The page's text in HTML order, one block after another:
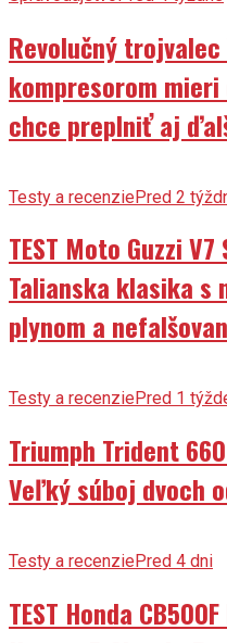
Revolučný
kompresorom mieri
chce preplniť aj
Testy a recenziePred 2
TEST Moto Guzzi
Talianska klasika s
plynom a
Testy a recenziePred 1
Triumph Trident
Veľký súboj dvoch
Testy a recenziePred 4 dni
TEST Honda